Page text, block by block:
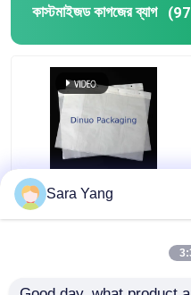
কাস্টমাইজড কাগজের ব্যাগ
চার-মাত্রিক কন্টিনিউম গ্লাসিন
পেপার ব্যাগ
Sara Yang